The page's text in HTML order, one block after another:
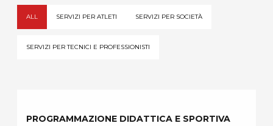
ALL SERVIZI PER ATLETI SERVIZI PER SOCIETÀ
SERVIZI PER TECNICI E PROFESSIONISTI
PROGRAMMAZIONE DIDATTICA E SPORTIVA